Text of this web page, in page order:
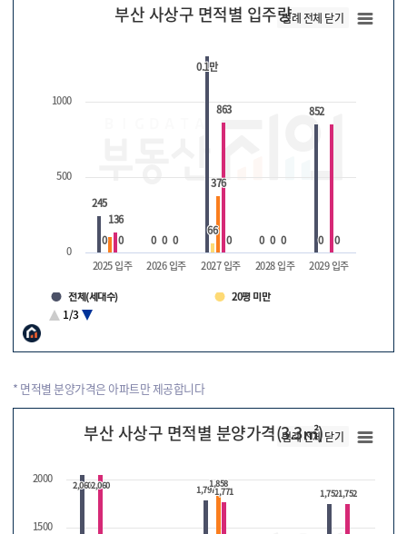
범례 전체 닫기
부산 사상구 면적별 입주량
245
245
0
0
0.1만
0.1만
0
0
852
852
0
0
66
66
0
0
0
0
376
376
0
0
136
136
863
863
0
0 0
0 0
0 0
0 0
0
전체(세대수)
20평 미만
20 ~ 30평
40 ~ 50평
1/3
2025 입주 2026 입주 2027 입주 2028 입주 2029 입주
0
500
1000
* 면적별 분양가격은 아파트만 제공합니다
범례 전체 닫기
부산 사상구 면적별 분양가격(3.3㎡)
2,060
2,060 1,797
1,797 1,752
1,752
1,858
1,858
2,060
2,060
1,771
1,771 1,752
1,752
1500
2000